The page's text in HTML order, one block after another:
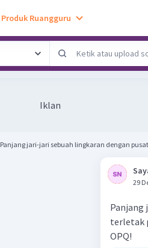
Produk Ruangguru
Iklan
Panjang jari-jari sebuah lingkaran dengan pusat
29
Panjang
terletak
OPQ!